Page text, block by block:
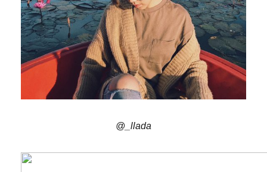
@_llada